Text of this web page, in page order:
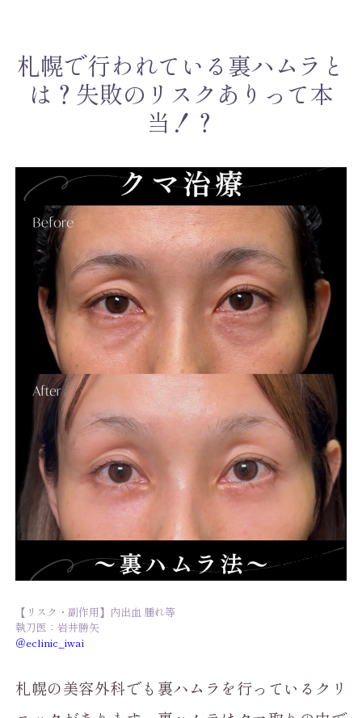
札幌で行われている裏ハムラと
は？失敗のリスクありって本
当！？
【リスク・副作用】内出血 腫れ等
執刀医：岩井勝矢
＠eclinic_iwai
札幌の美容外科でも裏ハムラを行っているクリ